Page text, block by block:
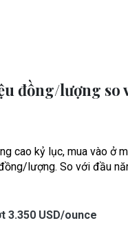
đồng/lượng so
cao kỷ lục, mua vào ở
lượng. So với đầu
3.350 USD/ounce